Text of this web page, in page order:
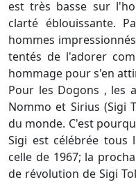
est très basse sur
clarté éblouissante.
hommes
tentés de l'adorer
hommage pour s'en
Pour les Dogons , les
Nommo et Sirius (Sigi
du monde. C'est
Sigi est célébrée tous
celle de 1967; la
de révolution de Sigi